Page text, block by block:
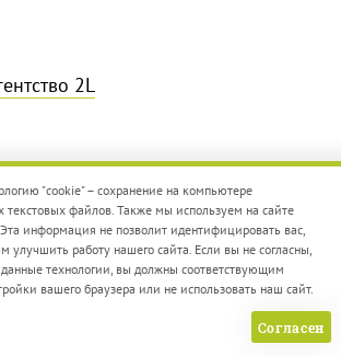
2L
Медиа
"cookie" – сохранение на компьютере
текстовых файлов. Также мы используем на сайте
информация не позволит идентифицировать вас,
улучшить работу нашего сайта. Если вы не согласны,
технологии, вы должны соответствующим
вашего браузера или не использовать наш сайт.
Согласен